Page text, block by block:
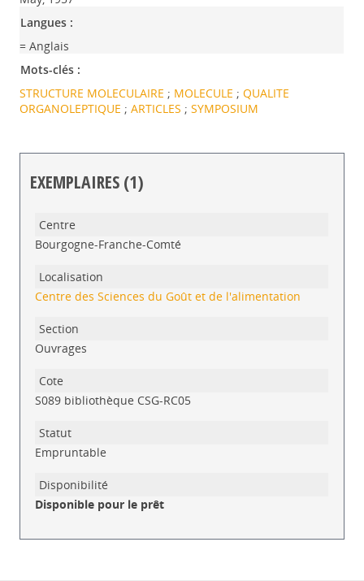
Langues :
= Anglais
Mots-clés :
STRUCTURE MOLECULAIRE ; MOLECULE ;QUALITE
ORGANOLEPTIQUE ;ARTICLES ;SYMPOSIUM
EXEMPLAIRES (1)
Bourgogne-Franche-Comté
Centre des Sciences du Goût et de l'alimentation
Ouvrages
S089 bibliothèque CSG-RC05
Empruntable
Disponible pour le prêt